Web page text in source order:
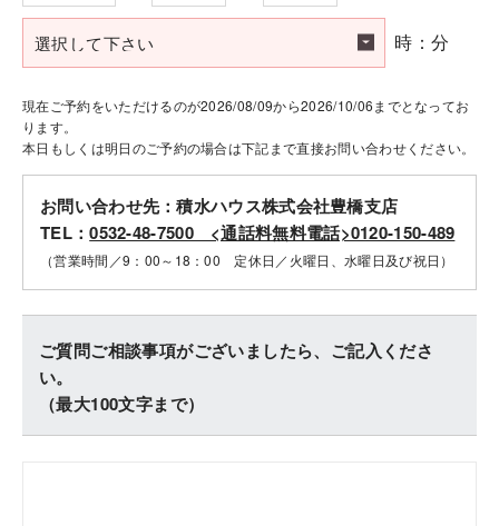
時：分
現在ご予約をいただけるのが2026/08/09から2026/10/06までとなってお
ります。
本日もしくは明日のご予約の場合は下記まで直接お問い合わせください。
お問い合わせ先：積水ハウス株式会社豊橋支店
TEL：0532-48-7500 <通話料無料電話>0120-150-489
（営業時間／9：00～18：00 定休日／火曜日、水曜日及び祝日）
ご質問ご相談事項がございましたら、ご記入くださ
い。
（最大100文字まで）